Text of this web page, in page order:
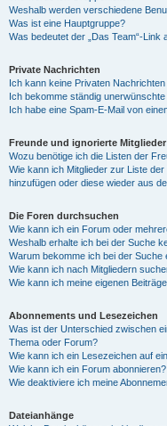
Weshalb werden verschiedene
Was ist eine Hauptgruppe?
Was bedeutet der „Das Team“-Link
Private Nachrichten
Ich kann keine Privaten
Ich bekomme ständig
Ich habe eine Spam-E-Mail von
Freunde und ignorierte Mitglieder
Wozu benötige ich die Listen der
Wie kann ich Mitglieder zur Liste
hinzufügen oder diese wieder aus
Die Foren durchsuchen
Wie kann ich ein Forum oder
Weshalb erhalte ich bei der Suche
Warum bekomme ich bei der Suche
Wie kann ich nach Mitgliedern
Wie kann ich meine eigenen
Abonnements und Lesezeichen
Was ist der Unterschied zwischen
Thema oder Forum?
Wie kann ich ein Lesezeichen auf
Wie kann ich ein Forum abonnieren?
Wie deaktiviere ich meine
Dateianhänge